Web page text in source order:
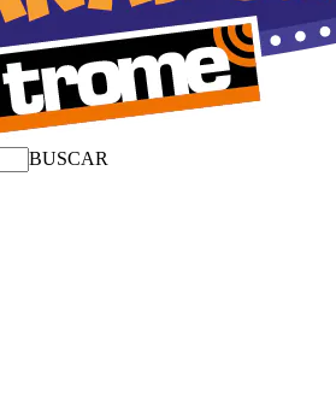
BUSCAR